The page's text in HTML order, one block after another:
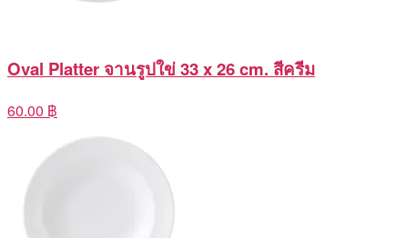
Oval Platter จานรูปใข่ 33 x 26 cm. สีครีม
60.00 ฿